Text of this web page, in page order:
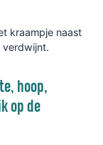
kraampje naast
verdwijnt.
hoop,
op de